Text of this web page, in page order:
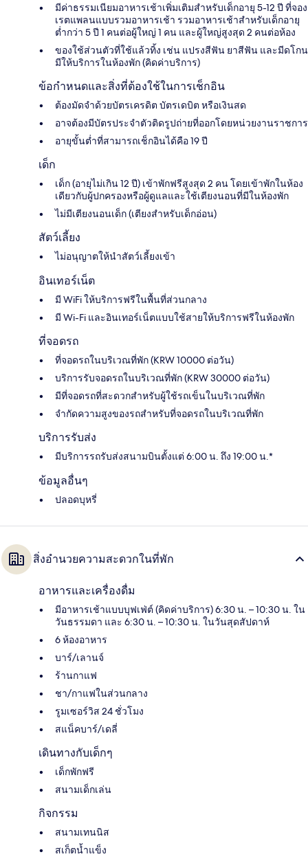
มีค่าธรรมเนียมอาหารเช้าเพิ่มเติมสำหรับเด็กอายุ 5-12 ปี ที่จอง
เรตแพลนแบบรวมอาหารเช้า รวมอาหารเช้าสำหรับเด็กอายุ
ต่ำกว่า 5 ปี 1 คนต่อผู้ใหญ่ 1 คน และผู้ใหญ่สูงสุด 2 คนต่อห้อง
ของใช้ส่วนตัวที่ใช้แล้วทิ้ง เช่น แปรงสีฟัน ยาสีฟัน และมีดโกน
มีให้บริการในห้องพัก (คิดค่าบริการ)
ข้อกำหนดและสิ่งที่ต้องใช้ในการเช็กอิน
ต้องมัดจำด้วยบัตรเครดิต บัตรเดบิต หรือเงินสด
อาจต้องมีบัตรประจำตัวติดรูปถ่ายที่ออกโดยหน่วยงานราชการ
อายุขั้นต่ำที่สามารถเช็กอินได้คือ 19 ปี
เด็ก
เด็ก (อายุไม่เกิน 12 ปี) เข้าพักฟรีสูงสุด 2 คน โดยเข้าพักในห้อง
เดียวกับผู้ปกครองหรือผู้ดูแลและใช้เตียงนอนที่มีในห้องพัก
ไม่มีเตียงนอนเด็ก (เตียงสำหรับเด็กอ่อน)
สัตว์เลี้ยง
ไม่อนุญาตให้นำสัตว์เลี้ยงเข้า
อินเทอร์เน็ต
มี WiFi ให้บริการฟรีในพื้นที่ส่วนกลาง
มี Wi-Fi และอินเทอร์เน็ตแบบใช้สายให้บริการฟรีในห้องพัก
ที่จอดรถ
ที่จอดรถในบริเวณที่พัก (KRW 10000 ต่อวัน)
บริการรับจอดรถในบริเวณที่พัก (KRW 30000 ต่อวัน)
มีที่จอดรถที่สะดวกสำหรับผู้ใช้รถเข็นในบริเวณที่พัก
จำกัดความสูงของรถสำหรับที่จอดรถในบริเวณที่พัก
บริการรับส่ง
มีบริการรถรับส่งสนามบินตั้งแต่ 6:00 น. ถึง 19:00 น.*
ข้อมูลอื่นๆ
ปลอดบุหรี่
สิ่งอำนวยความสะดวกในที่พัก
อาหารและเครื่องดื่ม
มีอาหารเช้าแบบบุฟเฟ่ต์ (คิดค่าบริการ) 6:30 น. – 10:30 น. ใน
วันธรรมดา และ 6:30 น. – 10:30 น. ในวันสุดสัปดาห์
6 ห้องอาหาร
บาร์/เลานจ์
ร้านกาแฟ
ชา/กาแฟในส่วนกลาง
รูมเซอร์วิส 24 ชั่วโมง
สแน็คบาร์/เดลี่
เดินทางกับเด็กๆ
เด็กพักฟรี
สนามเด็กเล่น
กิจกรรม
สนามเทนนิส
สเก็ตน้ำแข็ง